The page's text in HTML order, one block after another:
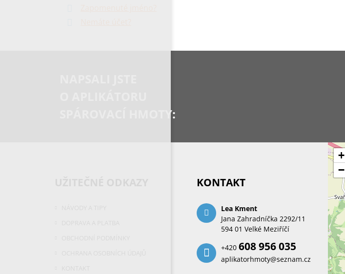
SPÁROVACÍ HMOTY:
KONTAKT
Lea Kment
Jana Zahradníčka 2292/11
594 01 Velké Meziříčí
+420 608 956 035
aplikatorhmoty@seznam.cz
+
−